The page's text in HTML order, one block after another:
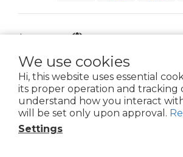
We use cookies
Hi, this website uses essential
its proper operation and tracking
understand how you interact
will be set only upon approval.
Settings
$ TWD English
2021 © iGreenbag | DoaBag | Working Hrs 8:30 -
659-5號3樓 | 02-2903-8800 | 統編 : 28396448 (